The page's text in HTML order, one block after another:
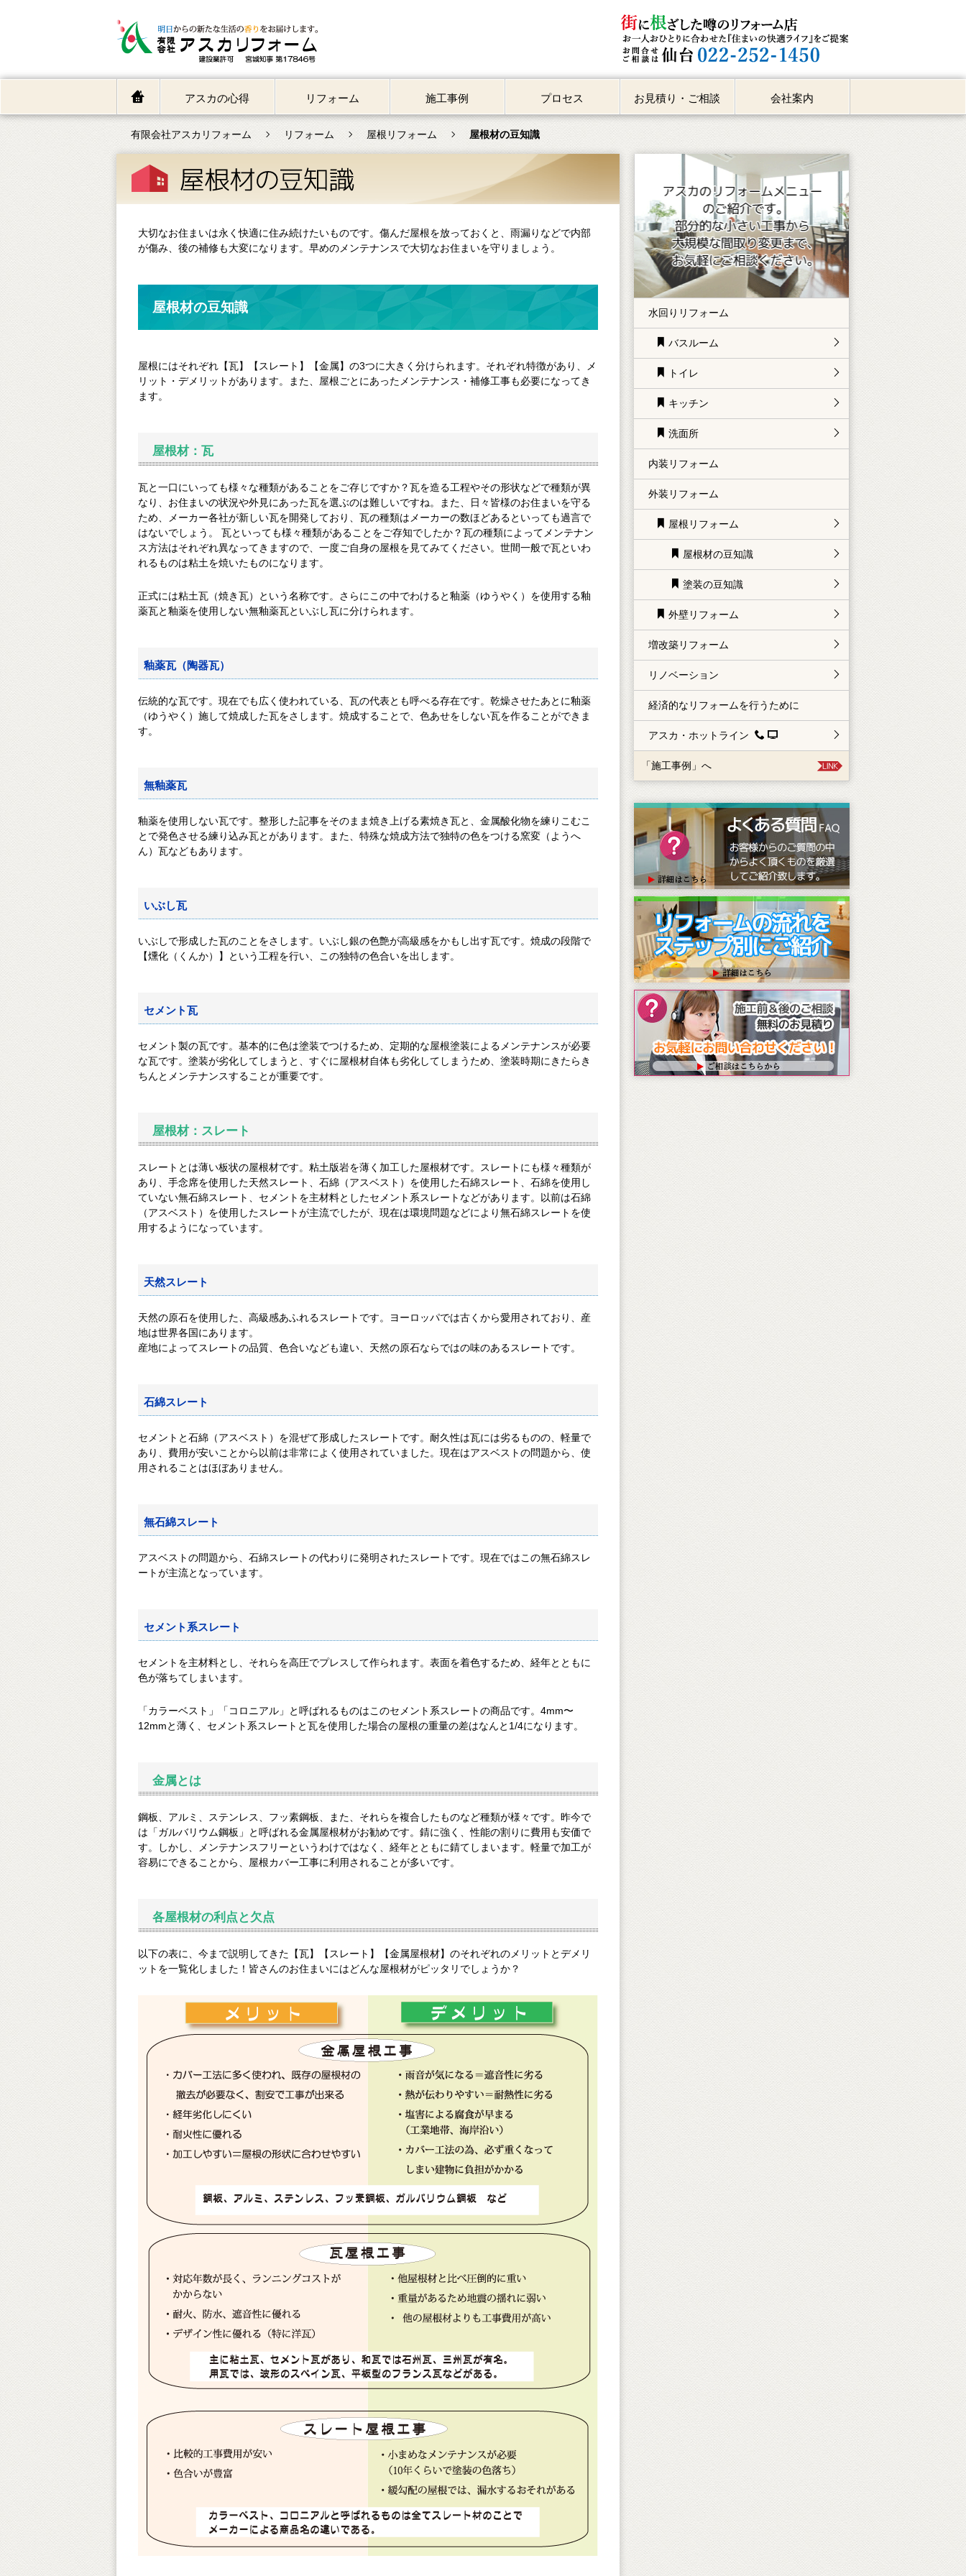
アスカの心得 リフォーム 施工事例 プロセス お見積り・ご相談 会社案内
有限会社アスカリフォーム リフォーム 屋根リフォーム 屋根材の豆知識
大切なお住まいは永く快適に住み続けたいものです。傷んだ屋根を放っておくと、雨漏りなどで内部
が傷み、後の補修も大変になります。早めのメンテナンスで大切なお住まいを守りましょう。
屋根材の豆知識
屋根にはそれぞれ【瓦】【スレート】【金属】の3つに大きく分けられます。それぞれ特徴があり、メ
リット・デメリットがあります。また、屋根ごとにあったメンテナンス・補修工事も必要になってき
ます。
屋根材：瓦
瓦と一口にいっても様々な種類があることをご存じですか？瓦を造る工程やその形状などで種類が異
なり、お住まいの状況や外見にあった瓦を選ぶのは難しいですね。また、日々皆様のお住まいを守る
ため、メーカー各社が新しい瓦を開発しており、瓦の種類はメーカーの数ほどあるといっても過言で
はないでしょう。 瓦といっても様々種類があることをご存知でしたか？瓦の種類によってメンテナン
ス方法はそれぞれ異なってきますので、一度ご自身の屋根を見てみてください。世間一般で瓦といわ
れるものは粘土を焼いたものになります。
正式には粘土瓦（焼き瓦）という名称です。さらにこの中でわけると釉薬（ゆうやく）を使用する釉
薬瓦と釉薬を使用しない無釉薬瓦といぶし瓦に分けられます。
釉薬瓦（陶器瓦）
伝統的な瓦です。現在でも広く使われている、瓦の代表とも呼べる存在です。乾燥させたあとに釉薬
（ゆうやく）施して焼成した瓦をさします。焼成することで、色あせをしない瓦を作ることができま
す。
無釉薬瓦
釉薬を使用しない瓦です。整形した記事をそのまま焼き上げる素焼き瓦と、金属酸化物を練りこむこ
とで発色させる練り込み瓦とがあります。また、特殊な焼成方法で独特の色をつける窯変（ようへ
ん）瓦などもあります。
いぶし瓦
いぶしで形成した瓦のことをさします。いぶし銀の色艶が高級感をかもし出す瓦です。焼成の段階で
【燻化（くんか）】という工程を行い、この独特の色合いを出します。
セメント瓦
セメント製の瓦です。基本的に色は塗装でつけるため、定期的な屋根塗装によるメンテナンスが必要
な瓦です。塗装が劣化してしまうと、すぐに屋根材自体も劣化してしまうため、塗装時期にきたらき
ちんとメンテナンスすることが重要です。
屋根材：スレート
スレートとは薄い板状の屋根材です。粘土版岩を薄く加工した屋根材です。スレートにも様々種類が
あり、手念席を使用した天然スレート、石綿（アスベスト）を使用した石綿スレート、石綿を使用し
ていない無石綿スレート、セメントを主材料としたセメント系スレートなどがあります。以前は石綿
（アスベスト）を使用したスレートが主流でしたが、現在は環境問題などにより無石綿スレートを使
用するようになっています。
天然スレート
天然の原石を使用した、高級感あふれるスレートです。ヨーロッパでは古くから愛用されており、産
地は世界各国にあります。
産地によってスレートの品質、色合いなども違い、天然の原石ならではの味のあるスレートです。
石綿スレート
セメントと石綿（アスベスト）を混ぜて形成したスレートです。耐久性は瓦には劣るものの、軽量で
あり、費用が安いことから以前は非常によく使用されていました。現在はアスベストの問題から、使
用されることはほぼありません。
無石綿スレート
アスベストの問題から、石綿スレートの代わりに発明されたスレートです。現在ではこの無石綿スレ
ートが主流となっています。
セメント系スレート
セメントを主材料とし、それらを高圧でプレスして作られます。表面を着色するため、経年とともに
色が落ちてしまいます。
「カラーベスト」「コロニアル」と呼ばれるものはこのセメント系スレートの商品です。4mm〜
12mmと薄く、セメント系スレートと瓦を使用した場合の屋根の重量の差はなんと1/4になります。
金属とは
鋼板、アルミ、ステンレス、フッ素鋼板、また、それらを複合したものなど種類が様々です。昨今で
は「ガルバリウム鋼板」と呼ばれる金属屋根材がお勧めです。錆に強く、性能の割りに費用も安価で
す。しかし、メンテナンスフリーというわけではなく、経年とともに錆てしまいます。軽量で加工が
容易にできることから、屋根カバー工事に利用されることが多いです。
各屋根材の利点と欠点
以下の表に、今まで説明してきた【瓦】【スレート】【金属屋根材】のそれぞれのメリットとデメリ
ットを一覧化しました！皆さんのお住まいにはどんな屋根材がピッタリでしょうか？
水回りリフォーム
バスルーム
トイレ
キッチン
洗面所
内装リフォーム
外装リフォーム
屋根リフォーム
屋根材の豆知識
塗装の豆知識
外壁リフォーム
増改築リフォーム
リノベーション
経済的なリフォームを行うために
アスカ・ホットライン
「施工事例」へ